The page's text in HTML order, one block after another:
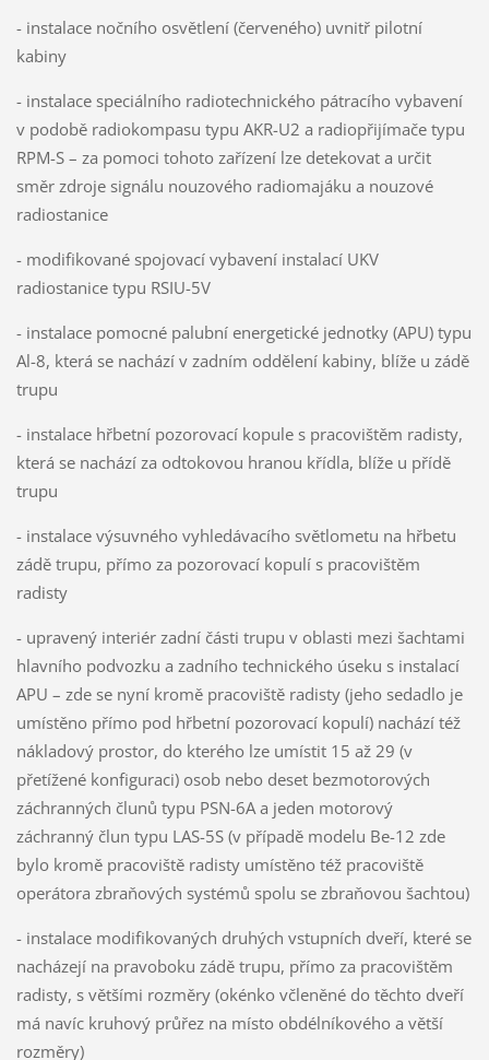
- instalace nočního osvětlení (červeného) uvnitř pilotní
kabiny
- instalace speciálního radiotechnického pátracího vybavení
v podobě radiokompasu typu AKR-U2 a radiopřijímače typu
RPM-S – za pomoci tohoto zařízení lze detekovat a určit
směr zdroje signálu nouzového radiomajáku a nouzové
radiostanice
- modifikované spojovací vybavení instalací UKV
radiostanice typu RSIU-5V
- instalace pomocné palubní energetické jednotky (APU) typu
Al-8, která se nachází v zadním oddělení kabiny, blíže u zádě
trupu
- instalace hřbetní pozorovací kopule s pracovištěm radisty,
která se nachází za odtokovou hranou křídla, blíže u přídě
trupu
- instalace výsuvného vyhledávacího světlometu na hřbetu
zádě trupu, přímo za pozorovací kopulí s pracovištěm
radisty
- upravený interiér zadní části trupu v oblasti mezi šachtami
hlavního podvozku a zadního technického úseku s instalací
APU – zde se nyní kromě pracoviště radisty (jeho sedadlo je
umístěno přímo pod hřbetní pozorovací kopulí) nachází též
nákladový prostor, do kterého lze umístit 15 až 29 (v
přetížené konfiguraci) osob nebo deset bezmotorových
záchranných člunů typu PSN-6A a jeden motorový
záchranný člun typu LAS-5S (v případě modelu Be-12 zde
bylo kromě pracoviště radisty umístěno též pracoviště
operátora zbraňových systémů spolu se zbraňovou šachtou)
- instalace modifikovaných druhých vstupních dveří, které se
nacházejí na pravoboku zádě trupu, přímo za pracovištěm
radisty, s většími rozměry (okénko včleněné do těchto dveří
má navíc kruhový průřez na místo obdélníkového a větší
rozměry)